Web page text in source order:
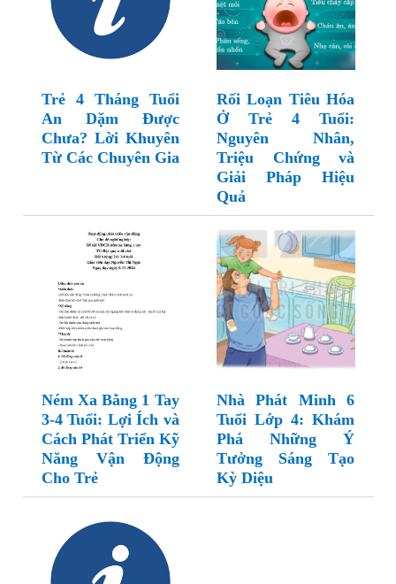
Trẻ 4 Tháng Tuổi
An Dặm Được
Chưa? Lời Khuyên
Từ Các Chuyên Gia
Rối Loạn Tiêu Hóa
Ở Trẻ 4 Tuổi:
Nguyên Nhân,
Triệu Chứng và
Giải Pháp Hiệu
Quả
Ném Xa Bằng 1 Tay
3-4 Tuổi: Lợi Ích và
Cách Phát Triển Kỹ
Năng Vận Động
Cho Trẻ
Nhà Phát Minh 6
Tuổi Lớp 4: Khám
Phá Những Ý
Tưởng Sáng Tạo
Kỳ Diệu